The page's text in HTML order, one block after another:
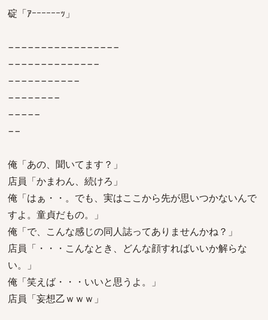
碇「ｱｰｰｰｰｰｰｯ」
−−−−−−−−−−−−−−−−−
−−−−−−−−−−−−−−
−−−−−−−−−−−
−−−−−−−−
−−−−−
−−
俺「あの、聞いてます？」
店員「かまわん、続けろ」
俺「はぁ・・。でも、実はここから先が思いつかないんで
すよ。童貞だもの。」
俺「で、こんな感じの同人誌ってありませんかね？」
店員「・・・こんなとき、どんな顔すればいいか解らな
い。」
俺「笑えば・・・いいと思うよ。」
店員「妄想乙ｗｗｗ」